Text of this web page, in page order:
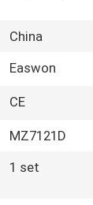
China
Easwon
CE
MZ7121D
1 set